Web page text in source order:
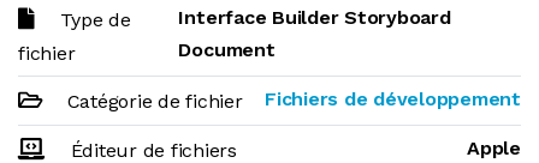
Type de
fichier
Interface Builder Storyboard
Document
Catégorie de fichier Fichiers de développement
Éditeur de fichiers Apple